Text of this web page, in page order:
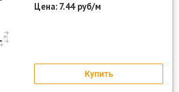
Цена: 7.44 руб/м
Купить